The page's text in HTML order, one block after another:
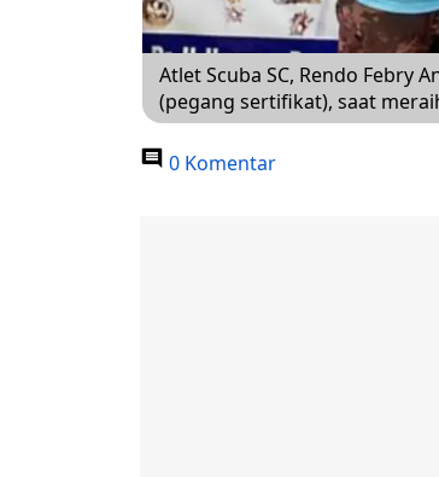
Atlet Scuba SC, Rendo Febry
(pegang sertifikat), saat
0 Komentar